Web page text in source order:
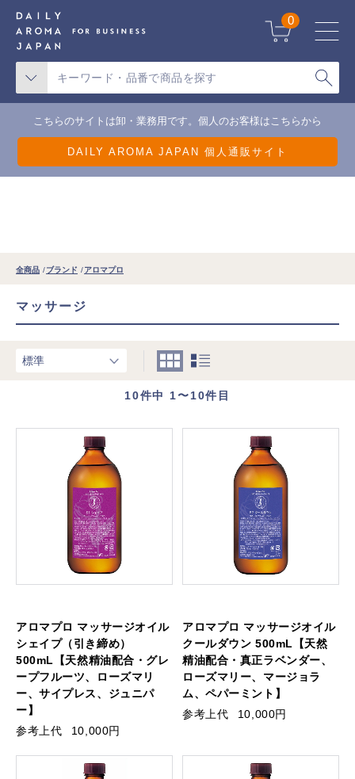
こちらのサイトは卸・業務用です。個人のお客様はこちらから
DAILY AROMA JAPAN 個人通販サイト
0
全商品 ブランド アロマプロ
マッサージ
10件中 1〜10件目
アロマプロ マッサージオイル
シェイプ（引き締め）
500mL【天然精油配合・グレ
ープフルーツ、ローズマリ
ー、サイプレス、ジュニパ
ー】
参考上代
10,000円
アロマプロ マッサージオイル
クールダウン 500mL【天然
精油配合・真正ラベンダー、
ローズマリー、マージョラ
ム、ペパーミント】
参考上代
10,000円